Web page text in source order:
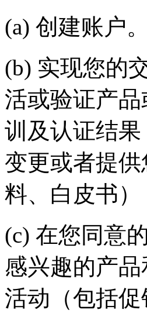
(a) 创建账户。
(b) 实现您的交
活或验证产
训及认证结
变更或者提
料、白皮
(c) 在您同意
感兴趣的产
活动（包括促